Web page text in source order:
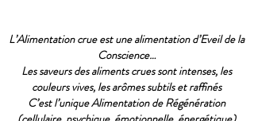
L’Alimentation crue est une alimentation d’Eveil de la
Conscience…
Les saveurs des aliments crues sont intenses, les
couleurs vives, les arômes subtils et raffinés
C’est l’unique Alimentation de Régénération